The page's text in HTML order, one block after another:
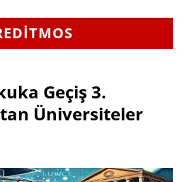
Geçiş 3.
Üniversiteler